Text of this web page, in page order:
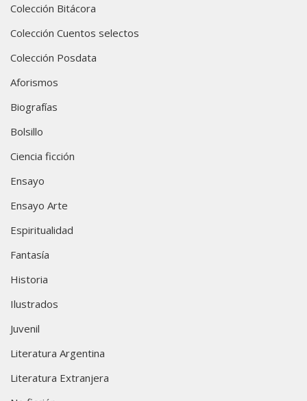
Colección Bitácora
Colección Cuentos selectos
Colección Posdata
Aforismos
Biografías
Bolsillo
Ciencia ficción
Ensayo
Ensayo Arte
Espiritualidad
Fantasía
Historia
Ilustrados
Juvenil
Literatura Argentina
Literatura Extranjera